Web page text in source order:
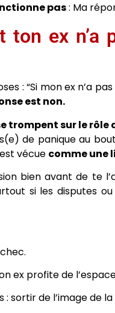
pas: Ma
ex n’a
: “Si mon ex n’a
est non.
trompent sur le rôle
de panique au
vécue comme une
bien avant de te
si les disputes
ex profite de
: sortir de l’image de